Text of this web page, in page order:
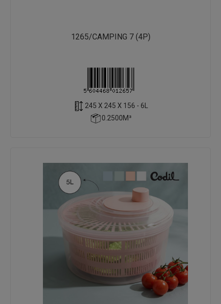
1265/CAMPING 7 (4P)
245 X 245 X 156 - 6L
0.2500M³